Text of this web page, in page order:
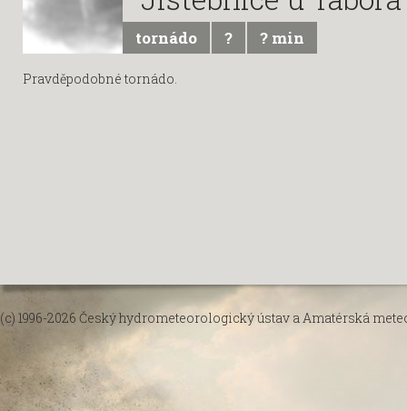
tornádo ? ? min
Pravděpodobné tornádo.
(c) 1996-2026 Český hydrometeorologický ústav aAmatérská